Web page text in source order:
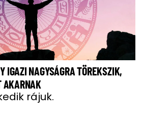
IGAZI NAGYSÁGRA TÖREKSZIK,
AKARNAK
rájuk.